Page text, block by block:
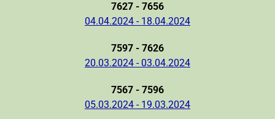
7627 - 7656
04.04.2024 - 18.04.2024
7597 - 7626
20.03.2024 - 03.04.2024
7567 - 7596
05.03.2024 - 19.03.2024